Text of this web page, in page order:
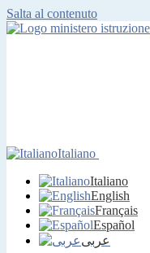
Salta al contenuto
Italiano
Italiano
English
Français
Español
عربى